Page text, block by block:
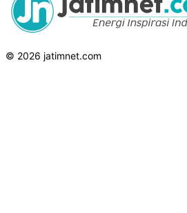
© 2026 jatimnet.com